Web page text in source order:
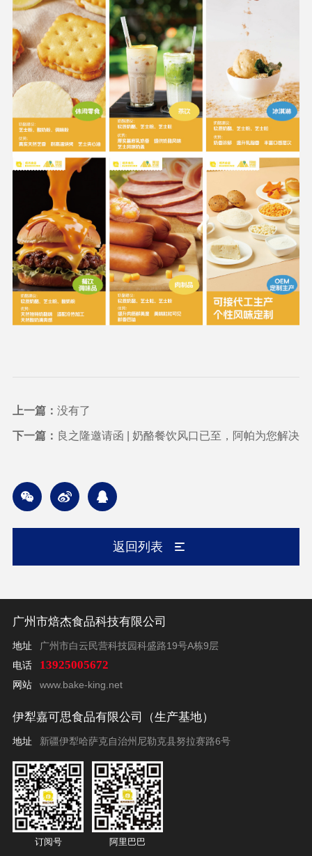
上一篇： 没有了
下一篇： 良之隆邀请函 | 奶酪餐饮风口已至，阿帕为您解决
返回列表
广州市焙杰食品科技有限公司
地址
广州市白云民营科技园科盛路19号A栋9层
电话
13925005672
网站 www.bake-king.net
伊犁嘉可思食品有限公司（生产基地）
地址 新疆伊犁哈萨克自治州尼勒克县努拉赛路6号
订阅号 阿里巴巴